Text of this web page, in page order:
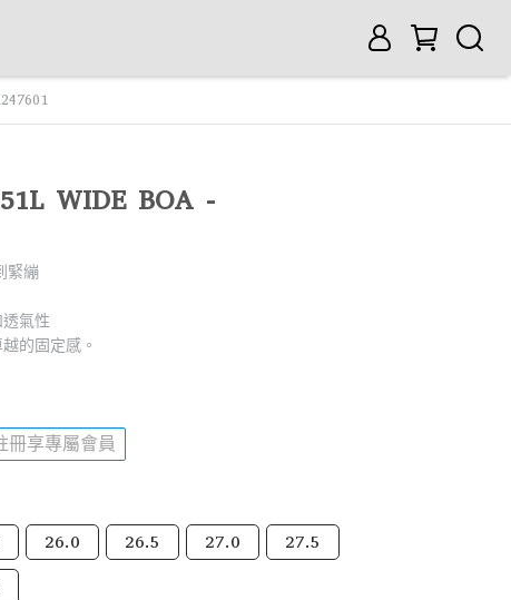
WIDE BOA -
緊繃
氣性
的固定感。
冊享專屬會員
26.0 26.5 27.0
27.5